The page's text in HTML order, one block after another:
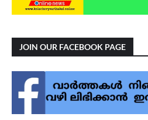
JOIN OUR FACEBOOK PAGE